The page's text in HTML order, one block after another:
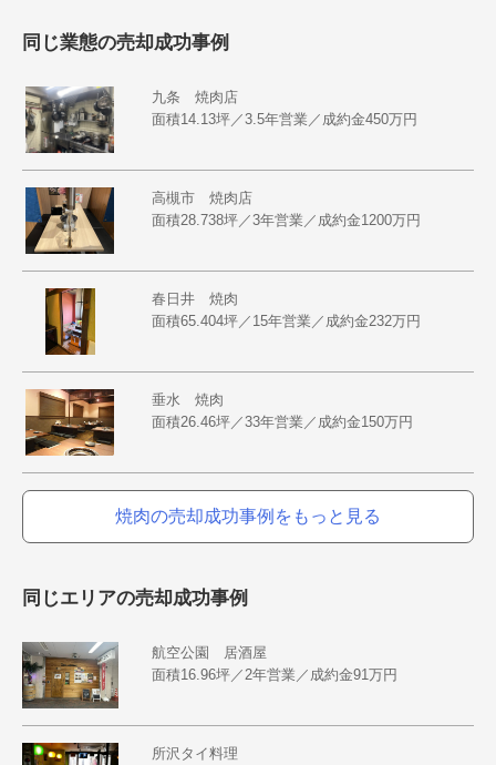
同じ業態の売却成功事例
九条 焼肉店
面積14.13坪／3.5年営業／成約金450万円
高槻市 焼肉店
面積28.738坪／3年営業／成約金1200万円
春日井 焼肉
面積65.404坪／15年営業／成約金232万円
垂水 焼肉
面積26.46坪／33年営業／成約金150万円
焼肉の売却成功事例をもっと見る
同じエリアの売却成功事例
航空公園 居酒屋
面積16.96坪／2年営業／成約金91万円
所沢タイ料理